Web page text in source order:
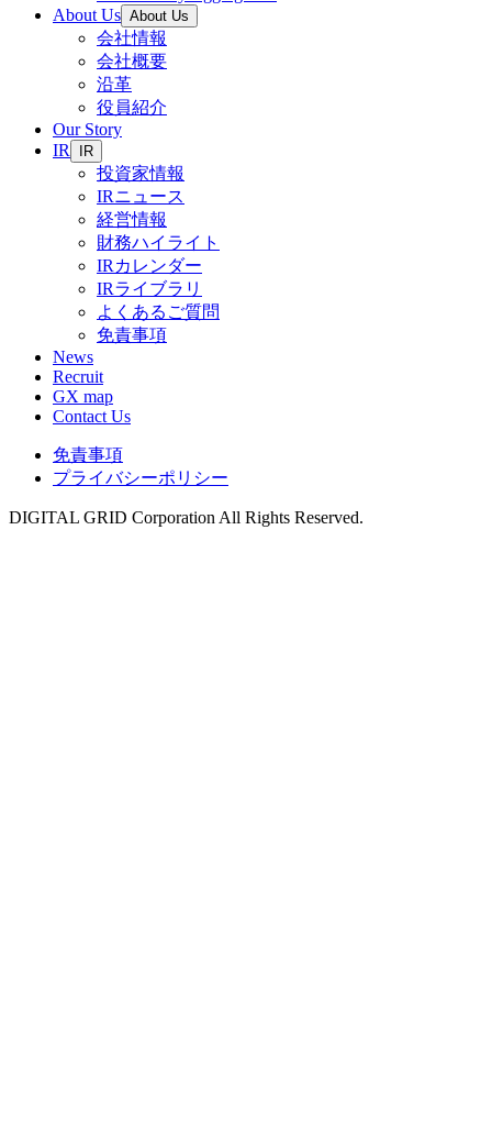
About Us About Us
会社情報
会社概要
沿革
役員紹介
Our Story
IR
IR
投資家情報
IRニュース
経営情報
財務ハイライト
IRカレンダー
IRライブラリ
よくあるご質問
免責事項
News
Recruit
GX map
Contact Us
免責事項
プライバシーポリシー
DIGITAL GRID Corporation All Rights Reserved.